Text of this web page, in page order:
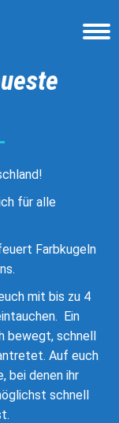
für alle
Farbkugeln
mit bis zu 4
Ein
bewegt, schnell
Auf euch
bei denen ihr
schnell